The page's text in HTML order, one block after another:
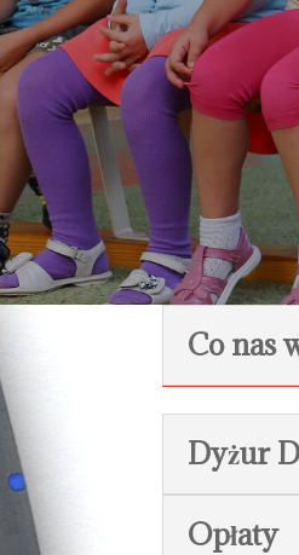
Co nas
Dyżur
Opłaty